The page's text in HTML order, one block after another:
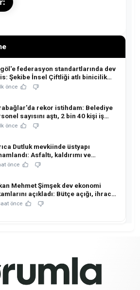
federasyon standartlarında dev
Şekibe İnsel Çiftliği atlı binicilik
dönüşüyor!
önce
rekor istihdam: Belediye
sayısını aştı, 2 bin 40 kişi iş
oldu!
önce
Dutluk mevkiinde üstyapı
Asfaltı, kaldırımı ve
yenilendi!
önce
Mehmet Şimşek dev ekonomi
açıkladı: Bütçe açığı, ihracat
kritik tablo!
önce